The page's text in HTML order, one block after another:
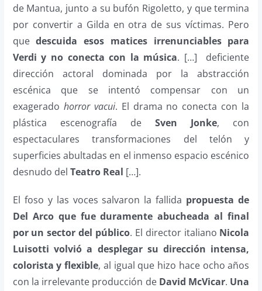
de Mantua, junto a su bufón Rigoletto, y que termina
por convertir a Gilda en otra de sus víctimas. Pero
quedescuida esos matices irrenunciables para
Verdi y no conecta con la música. […] deficiente
dirección actoral dominada por la abstracción
escénica que se intentó compensar con un
exagerado horror vacui. El drama no conecta con la
plástica escenografía deSven Jonke, con
espectaculares transformaciones del telón y
superficies abultadas en el inmenso espacio escénico
desnudo del Teatro Real […].
El foso y las voces salvaron la fallida propuesta de
Del Arco que fue duramente abucheada al final
por un sector del público. El director italiano Nicola
Luisotti volvió a desplegar su dirección intensa,
colorista y flexible, al igual que hizo hace ocho años
con la irrelevante producción de David McVicar. Una